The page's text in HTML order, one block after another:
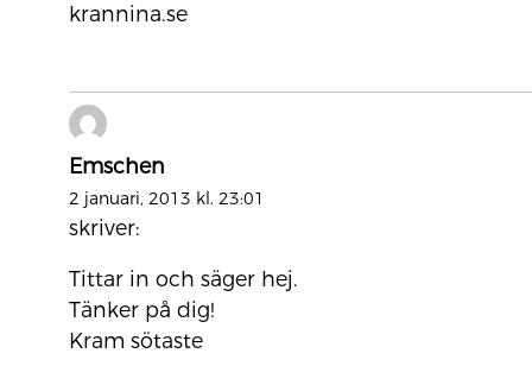
krannina.se
Emschen
2 januari, 2013 kl. 23:01
skriver:
Tittar in och säger hej.
Tänker på dig!
Kram sötaste